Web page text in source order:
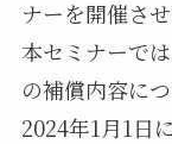
ナーを開催さ
本セミナーで
の補償内容に
2024年1月1日